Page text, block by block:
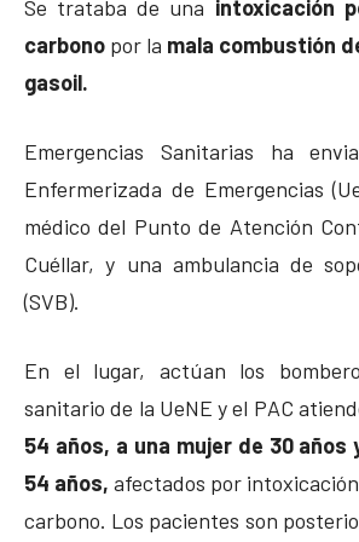
Se trataba de una intoxicación
carbono por la mala combustión
gasoil.
Emergencias Sanitarias ha
Enfermerizada de Emergencias
médico del Punto de Atención
Cuéllar, y una ambulancia de
(SVB).
En el lugar, actúan los
sanitario de la UeNE y el PAC
54 años, a una mujer de 30 años
54 años, afectados por
carbono. Los pacientes son